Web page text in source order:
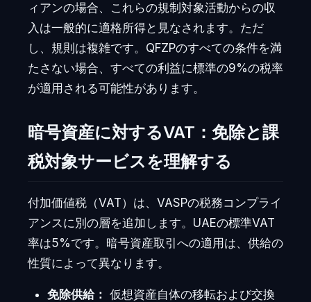
ィアンの場合、これらの規制対象活動からの収
入は一般的に適格所得と見なされます。ただ
し、規則は複雑です。QFZPのすべての条件を満
たさない場合、すべての利益に標準の9%の税率
が適用される可能性があります。
暗号資産に対するVAT：免除と課
税対象サービスを理解する
付加価値税（VAT）は、VASPの税務コンプライ
アンスに別の層を追加します。UAEの標準VAT
率は5%です。暗号資産取引への適用は、供給の
性質によって異なります。
免除供給： 仮想資産自体の移転および交換